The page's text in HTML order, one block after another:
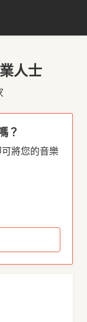
人士
？
將您的音樂